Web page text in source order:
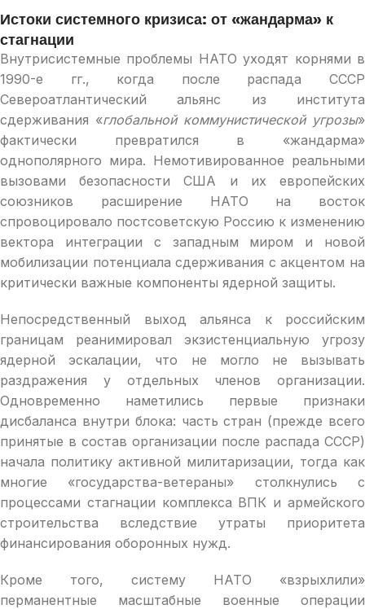
Истоки системного кризиса: от «жандарма» к
стагнации
Внутрисистемные проблемы НАТО уходят корнями в
1990-е гг., когда после распада СССР
Североатлантический альянс из института
сдерживания «глобальной коммунистической угрозы»
фактически превратился в «жандарма»
однополярного мира. Немотивированное реальными
вызовами безопасности США и их европейских
союзников расширение НАТО на восток
спровоцировало постсоветскую Россию к изменению
вектора интеграции с западным миром и новой
мобилизации потенциала сдерживания с акцентом на
критически важные компоненты ядерной защиты.
Непосредственный выход альянса к российским
границам реанимировал экзистенциальную угрозу
ядерной эскалации, что не могло не вызывать
раздражения у отдельных членов организации.
Одновременно наметились первые признаки
дисбаланса внутри блока: часть стран (прежде всего
принятые в состав организации после распада СССР)
начала политику активной милитаризации, тогда как
многие «государства-ветераны» столкнулись с
процессами стагнации комплекса ВПК и армейского
строительства вследствие утраты приоритета
финансирования оборонных нужд.
Кроме того, систему НАТО «взрыхлили»
перманентные масштабные военные операции